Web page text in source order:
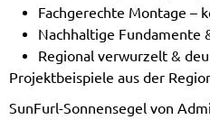
Fachgerechte Montage –
Nachhaltige Fundamente
Regional verwurzelt &
Projektbeispiele aus der
SunFurl-Sonnensegel von